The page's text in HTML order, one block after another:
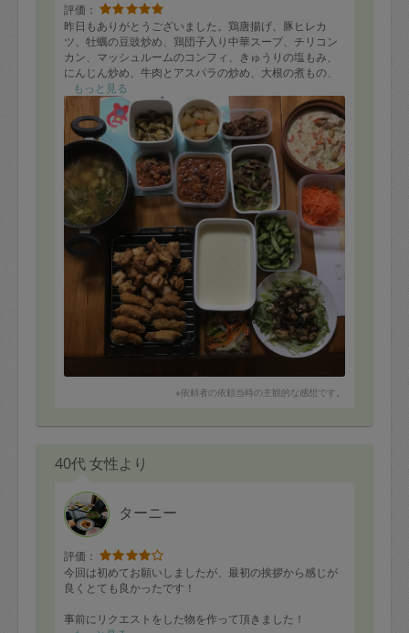
評価：
昨日もありがとうございました。鶏唐揚げ、豚ヒレカ
ツ、牡蠣の豆豉炒め、鶏団子入り中華スープ、チリコン
カン、マッシュルームのコンフィ、きゅうりの塩もみ、
にんじん炒め、牛肉とアスパラの炒め、大根の煮もの、
新玉ねぎのポタージュ、牛肉のしぐれ煮、シーフードグ
ラタン、葉玉ねぎなど野菜炒めを作っていただきまし
た。
当日は揚げ物を中心においしくいただきました。
時間間際に娘と入浴してしまい、お帰りになる前にでる
つもりが間に合わず大変な失礼をしてしまいました。こ
の場を借りてお詫びいたします。
しかしながらおかげさまで昨日は早めに子どもを寝かし
つけることができ、1日でも懸案が解消し、大変感謝して
おります。
本当にありがとうございました。
今後ともよろしくお願いいたします。
もっと見る
※依頼者の依頼当時の主観的な感想です。
40代 女性より
ターニー
評価：
今回は初めてお願いしましたが、最初の挨拶から感じが
良くとても良かったです！
事前にリクエストをした物を作って頂きました！